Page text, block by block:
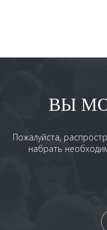
ВЫ
Пожалуйста,
набрать